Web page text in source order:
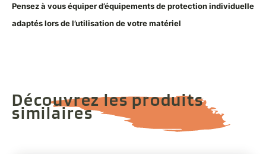
Pensez à vous équiper d’équipements de protection individuelle
adaptés lors de l’utilisation de votre matériel
Découvrez les produits
similaires